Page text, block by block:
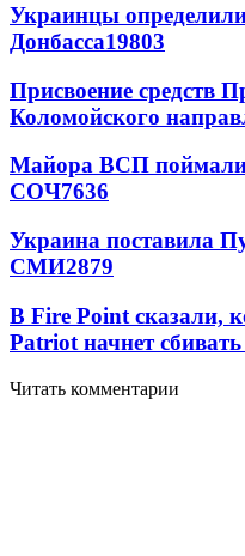
Украинцы
Донбасса19803
Присвоение средств
Коломойского
Майора ВСП
СОЧ7636
Украина поставила
СМИ2879
В Fire Point сказали,
Patriot начнет
Читать комментарии